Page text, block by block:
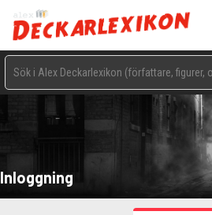
Inloggning